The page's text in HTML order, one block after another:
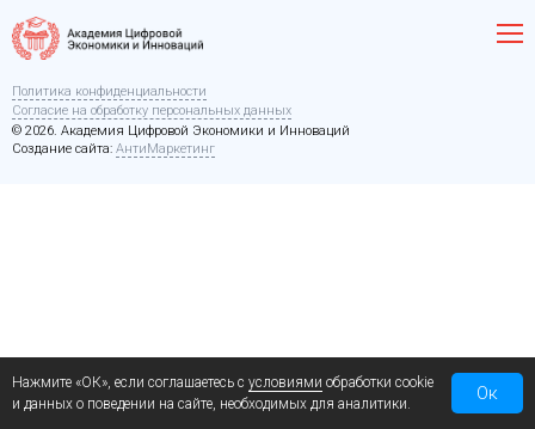
Политика конфиденциальности
Согласие на обработку персональных данных
© 2026. Академия Цифровой Экономики и Инноваций
Создание сайта: АнтиМаркетинг
Нажмите «ОК», если соглашаетесь с условиями обработки cookie
и данных о поведении на сайте, необходимых для аналитики.
Ок